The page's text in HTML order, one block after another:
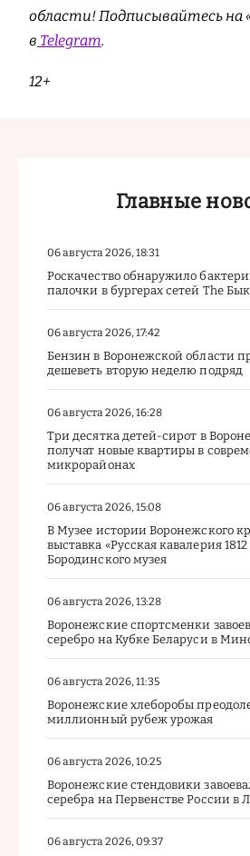
области! Подписывайтесь на
в Telegram.
12+
Главные
06 августа 2026, 18:31
Роскачество обнаружило
палочки в бургерах сетей The
06 августа 2026, 17:42
Бензин в Воронежской области
дешеветь вторую неделю подряд
06 августа 2026, 16:28
Три десятка детей-сирот в
получат новые квартиры в
микрорайонах
06 августа 2026, 15:08
В Музее истории Воронежского
выставка «Русская кавалерия 1812
Бородинского музея
06 августа 2026, 13:28
Воронежские спортсменки
серебро на Кубке Беларуси в
06 августа 2026, 11:35
Воронежские хлеборобы
миллионный рубеж урожая
06 августа 2026, 10:25
Воронежские стендовики
серебра на Первенстве России в
06 августа 2026, 09:37